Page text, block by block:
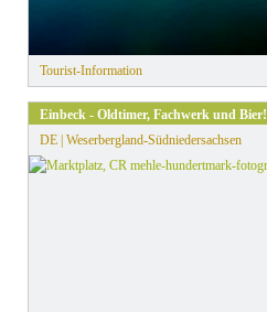
Tourist-Information
Einbeck - Oldtimer, Fachwerk und Bier!
DE | Weserbergland-Südniedersachsen